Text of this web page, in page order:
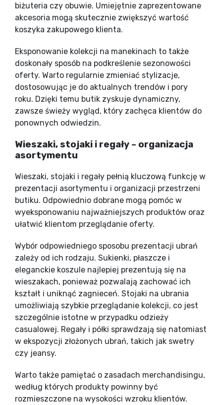
biżuteria czy obuwie. Umiejętnie zaprezentowane
akcesoria mogą skutecznie zwiększyć wartość
koszyka zakupowego klienta.
Eksponowanie kolekcji na manekinach to także
doskonały sposób na podkreślenie sezonowości
oferty. Warto regularnie zmieniać stylizacje,
dostosowując je do aktualnych trendów i pory
roku. Dzięki temu butik zyskuje dynamiczny,
zawsze świeży wygląd, który zachęca klientów do
ponownych odwiedzin.
Wieszaki, stojaki i regały – organizacja
asortymentu
Wieszaki, stojaki i regały pełnią kluczową funkcję w
prezentacji asortymentu i organizacji przestrzeni
butiku. Odpowiednio dobrane mogą pomóc w
wyeksponowaniu najważniejszych produktów oraz
ułatwić klientom przeglądanie oferty.
Wybór odpowiedniego sposobu prezentacji ubrań
zależy od ich rodzaju. Sukienki, płaszcze i
eleganckie koszule najlepiej prezentują się na
wieszakach, ponieważ pozwalają zachować ich
kształt i uniknąć zagnieceń. Stojaki na ubrania
umożliwiają szybkie przeglądanie kolekcji, co jest
szczególnie istotne w przypadku odzieży
casualowej. Regały i półki sprawdzają się natomiast
w ekspozycji złożonych ubrań, takich jak swetry
czy jeansy.
Warto także pamiętać o zasadach merchandisingu,
według których produkty powinny być
rozmieszczone na wysokości wzroku klientów.